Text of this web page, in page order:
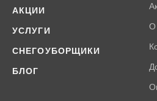
АКЦИИ
УСЛУГИ
СНЕГОУБОРЩИКИ
БЛОГ
О